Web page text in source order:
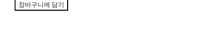
장바구니에 담기